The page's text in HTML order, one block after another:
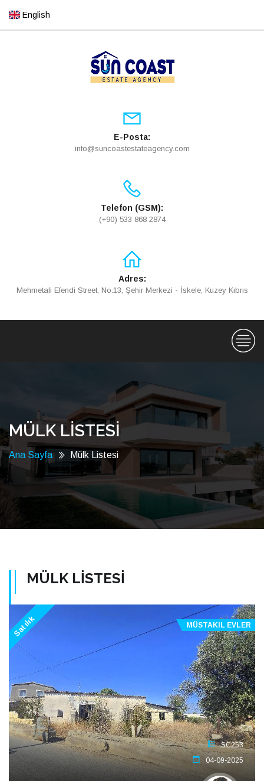
English
E-Posta:
info@suncoastestateagency.com
Telefon (GSM):
(+90) 533 868 2874
Adres:
Mehmetali Efendi Street, No.13, Şehir Merkezi - İskele, Kuzey Kıbrıs
MÜLK LİSTESİ
Ana Sayfa Mülk Listesi
MÜLK LİSTESİ
Satılık MÜSTAKIL EVLER
SC253
04-09-2025